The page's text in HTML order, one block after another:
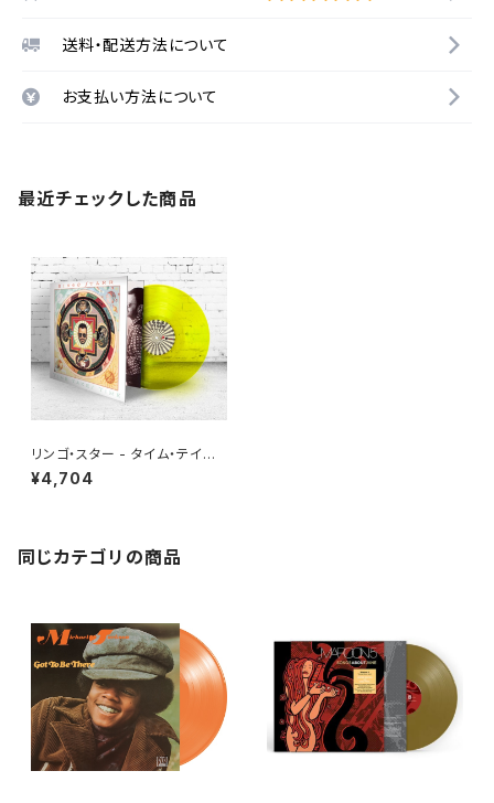
送料・配送方法について
お支払い方法について
最近チェックした商品
リンゴ・スター - タイム・テイク
ス・タイム（Yellow Color Viny
l）(LP)
¥4,704
同じカテゴリの商品